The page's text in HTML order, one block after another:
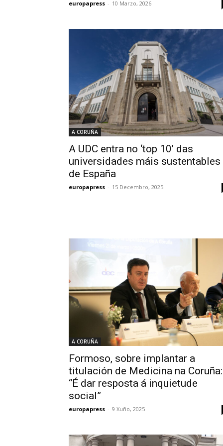
europapress - 10 Marzo, 2026
A CORUÑA
A UDC entra no ‘top 10’ das
universidades máis sustentables
de España
europapress - 15 Decembro, 2025
A CORUÑA
Formoso, sobre implantar a
titulación de Medicina na Coruña:
“É dar resposta á inquietude
social”
europapress - 9 Xuño, 2025